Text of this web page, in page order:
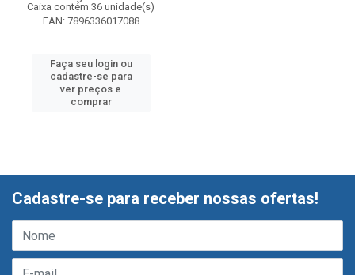
Caixa contém 36 unidade(s)
EAN: 7896336017088
Faça seu login ou
cadastre-se para
ver preços e
comprar
Cadastre-se para receber nossas ofertas!